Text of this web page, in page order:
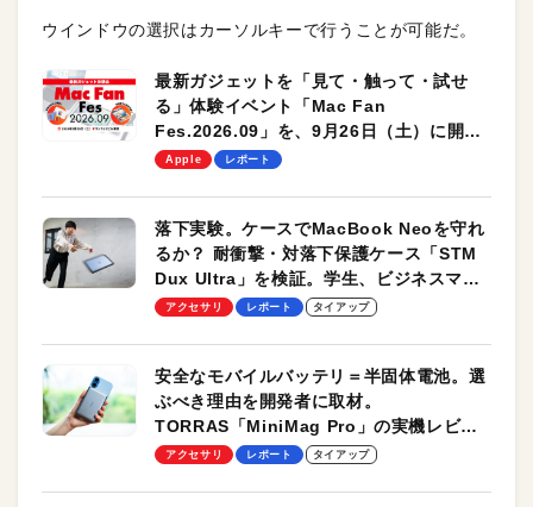
ウインドウの選択はカーソルキーで行うことが可能だ。
最新ガジェットを「見て・触って・試せ
る」体験イベント「Mac Fan
Fes.2026.09」を、9月26日（土）に開催
します！
Apple レポート
落下実験。ケースでMacBook Neoを守れ
るか？ 耐衝撃・対落下保護ケース「STM
Dux Ultra」を検証。学生、ビジネスマン
のモバイルユースに最適！
アクセサリ レポート タイアップ
安全なモバイルバッテリ＝半固体電池。選
ぶべき理由を開発者に取材。
TORRAS「MiniMag Pro」の実機レビュ
ーも
アクセサリ レポート タイアップ